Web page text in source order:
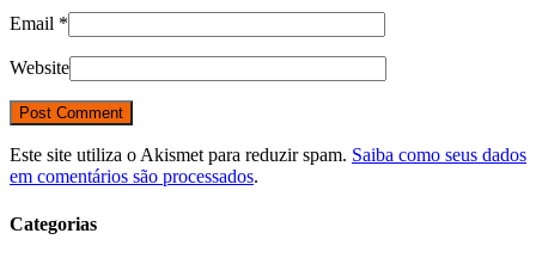
Email *
Website
Este site utiliza o Akismet para reduzir spam. Saiba como seus dados
em comentários são processados.
Categorias